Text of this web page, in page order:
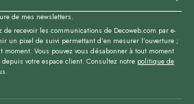
de mes newsletters.
de recevoir les communications de Decoweb.com par e-
un pixel de suivi permettant d’en mesurer l’ouverture ;
moment. Vous pouvez vous désabonner à tout moment
depuis votre espace client. Consultez notre politique de